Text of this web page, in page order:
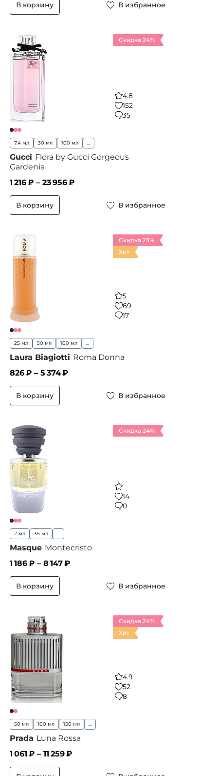
В корзину В избранное
Скидка 24%
4.8
152
35
7.4 мл 30 мл 100 мл ...
Gucci Flora by Gucci Gorgeous
Gardenia
1 216₽ – 23 956₽
В корзину В избранное
Скидка 23%
Хит
5
69
17
25 мл 50 мл 100 мл ...
Laura Biagiotti Roma Donna
826₽ – 5 374₽
В корзину В избранное
Скидка 24%
14
0
2 мл 35 мл ...
Masque Montecristo
1 186₽ – 8 147₽
В корзину В избранное
Скидка 24%
Хит
4.9
52
8
50 мл 100 мл 150 мл ...
Prada Luna Rossa
1 061 ₽ – 11 259₽